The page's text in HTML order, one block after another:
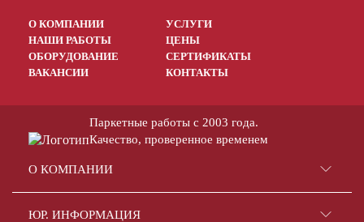
О КОМПАНИИ
УСЛУГИ
НАШИ РАБОТЫ
ЦЕНЫ
ОБОРУДОВАНИЕ
СЕРТИФИКАТЫ
ВАКАНСИИ
КОНТАКТЫ
Паркетные работы с 2003 года.
Качество, проверенное временем
О КОМПАНИИ
ЮР. ИНФОРМАЦИЯ